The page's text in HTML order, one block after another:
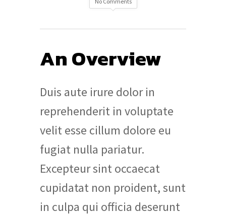
An Overview
Duis aute irure dolor in
reprehenderit in voluptate
velit esse cillum dolore eu
fugiat nulla pariatur.
Excepteur sint occaecat
cupidatat non proident, sunt
in culpa qui officia deserunt